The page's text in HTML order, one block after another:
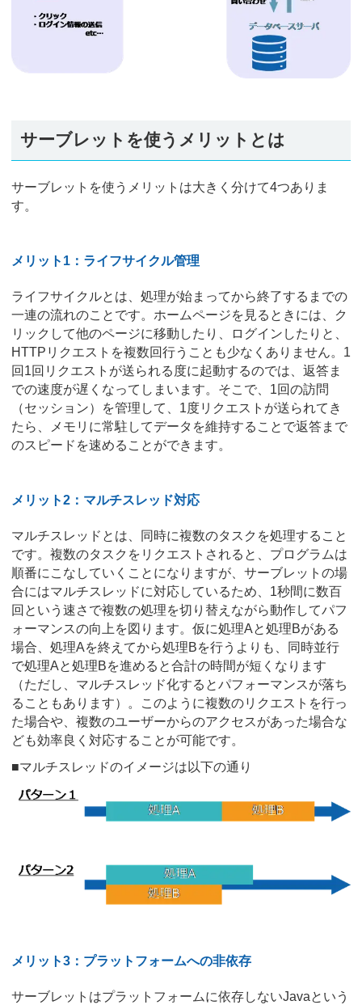
サーブレットを使うメリットとは
サーブレットを使うメリットは大きく分けて4つありま
す。
メリット1：ライフサイクル管理
ライフサイクルとは、処理が始まってから終了するまでの
一連の流れのことです。ホームページを見るときには、ク
リックして他のページに移動したり、ログインしたりと、
HTTPリクエストを複数回行うことも少なくありません。1
回1回リクエストが送られる度に起動するのでは、返答ま
での速度が遅くなってしまいます。そこで、1回の訪問
（セッション）を管理して、1度リクエストが送られてき
たら、メモリに常駐してデータを維持することで返答まで
のスピードを速めることができます。
メリット2：マルチスレッド対応
マルチスレッドとは、同時に複数のタスクを処理すること
です。複数のタスクをリクエストされると、プログラムは
順番にこなしていくことになりますが、サーブレットの場
合にはマルチスレッドに対応しているため、1秒間に数百
回という速さで複数の処理を切り替えながら動作してパフ
ォーマンスの向上を図ります。仮に処理Aと処理Bがある
場合、処理Aを終えてから処理Bを行うよりも、同時並行
で処理Aと処理Bを進めると合計の時間が短くなります
（ただし、マルチスレッド化するとパフォーマンスが落ち
ることもあります）。このように複数のリクエストを行っ
た場合や、複数のユーザーからのアクセスがあった場合な
ども効率良く対応することが可能です。
■マルチスレッドのイメージは以下の通り
メリット3：プラットフォームへの非依存
サーブレットはプラットフォームに依存しないJavaという